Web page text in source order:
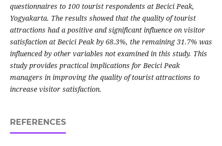
questionnaires to 100 tourist respondents at Becici Peak,
Yogyakarta. The results showed that the quality of tourist
attractions had a positive and significant influence on visitor
satisfaction at Becici Peak by 68.3%, the remaining 31.7% was
influenced by other variables not examined in this study. This
study provides practical implications for Becici Peak
managers in improving the quality of tourist attractions to
increase visitor satisfaction.
REFERENCES